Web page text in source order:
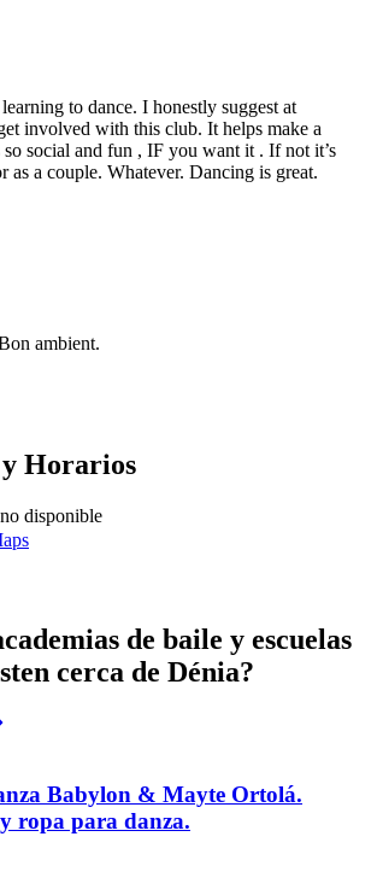
to dance. I honestly suggest at
involved with this club. It helps make a
social and fun , IF you want it . If not it’s
as a couple. Whatever. Dancing is great.
ambient.
Horarios
disponible
de baile y escuelas
cerca de Dénia?
Babylon & Mayte Ortolá.
ropa para danza.